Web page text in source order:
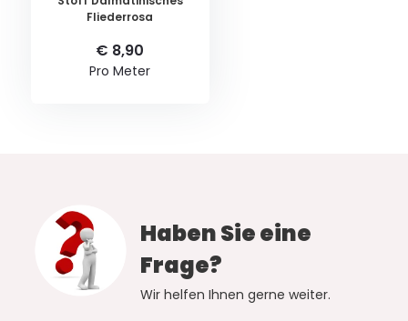
Fliederrosa
€ 8,90
Pro Meter
Haben Sie eine
Frage?
Wir helfen Ihnen gerne weiter.